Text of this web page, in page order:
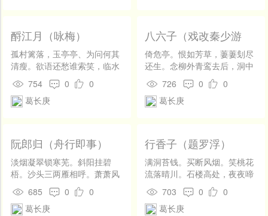
灭。羊石论交，鹅湖惜别，别
恨多于发。共君千里，登楼何
患无月。
影，说横斜、清浅今谁。他自
是，移春手段，微云淡月应
知。
酹江月（咏梅）
孤村篱落，玉亭亭、为问何其
清瘦。欲语还愁谁索笑，临水
嫣然自照。甘受凄凉，不求识
觉，风致何高妙。松挨竹拶，
更堪霜雪＿＿。 争奈终是冰
小。满地苍苔，一声哀角，疏
影归幽渺。世无和靖，三花两
蕊不少。
754 0
0
葛长庚
八六子（戏改秦少游
词）
倚危亭。恨如芳草，萋萋刬尽
还生。念柳外青鸾去后，洞中
白鹤归来，恍然暗惊。 吾家渺
在瑶京。夜月一帘花影，春风
十里松鸣。奈昨梦、前尘渐随
笼晴。正消凝，子规又啼数
声。
726 0
0
葛长庚
阮郎归（舟行即事）
淡烟凝翠锁寒芜。斜阳挂碧
梧。沙头三两雁相呼。萧萧风
卷芦。 何处笛，一声孤。岸边
人钓鱼。快帆一夜泊桐庐。问
人沽酒无。
685 0
0
葛长庚
行香子（题罗浮）
满洞苔钱。买断风烟。笑桃花
流落晴川。石楼高处，夜夜啼
猿。看二更云，三更月，四更
天。 细草如毡。独枕空拳。与
山麋、野鹿同眠。残霞未散，
703 0
0
葛长庚